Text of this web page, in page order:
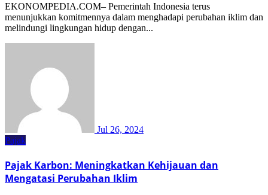
EKONOMPEDIA.COM– Pemerintah Indonesia terus
menunjukkan komitmennya dalam menghadapi perubahan iklim dan
melindungi lingkungan hidup dengan...
Jul 26, 2024
Pajak
Pajak Karbon: Meningkatkan Kehijauan dan
Mengatasi Perubahan Iklim